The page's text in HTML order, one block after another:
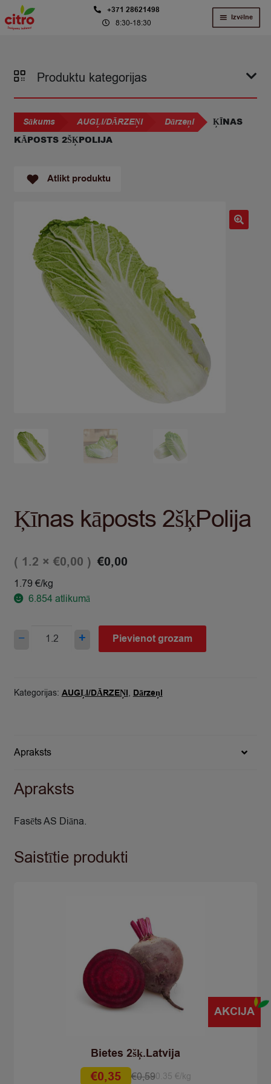
Skip
to
Skip
to
+371 28621498
8:30-18:30
Izvēlne
Produktu kategorijas
Sākums AUGĻI/DĀRZEŅI Dārzeņi
ĶĪNAS
KĀPOSTS 2ŠĶPOLIJA
Atlikt produktu
Ķīnas kāposts 2šķPolija
€0,00
( 1.2 × €0,00 )
1.79 €/kg
6.854 atlikumā
−
Ķīnas
+ Pievienot grozam
Kategorijas: AUGĻI/DĀRZEŅI, Dārzeņi
Apraksts
Apraksts
Fasēts AS Diāna.
Saistītie produkti
Bietes 2šķ.Latvija
AKCIJA
€0,59
€0,35 0.35 €/kg